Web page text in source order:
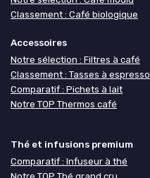
Classement : Café biologique
Accessoires
Notre sélection : Filtres à café
Classement : Tasses à espresso
Comparatif : Pichets à lait
Notre TOP Thermos café
Thé et infusions premium
Comparatif : Infuseur à thé